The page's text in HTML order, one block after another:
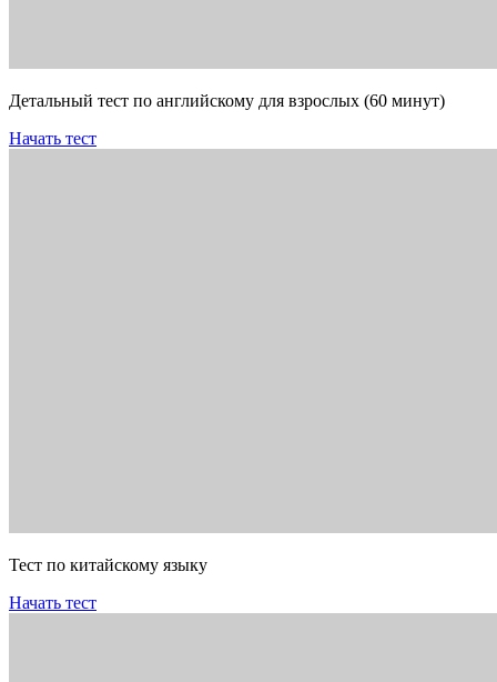
Детальный тест по английскому для взрослых (60 минут)
Начать тест
Тест по китайскому языку
Начать тест